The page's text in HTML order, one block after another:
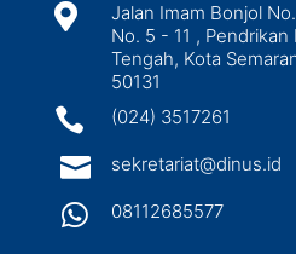

Jalan Imam Bonjol
No. 5 - 11 ,
Tengah, Kota
50131
 (024) 3517261
 sekretariat@dinus.id
 08112685577